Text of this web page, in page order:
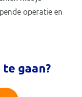
operatie en
gaan?